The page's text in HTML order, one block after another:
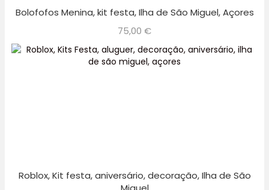
Bolofofos Menina, kit festa, Ilha de São Miguel, Açores
75,00 €
Roblox, Kit festa, aniversário, decoração, Ilha de São